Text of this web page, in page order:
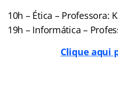
10h – Ética – Professora:
19h – Informática –
Clique aqui